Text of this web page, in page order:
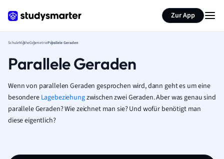
Zur App
SchuleMatheGeometrieParallele Geraden
Parallele Geraden
Wenn von parallelen Geraden gesprochen wird, dann geht es um eine
besondere Lagebeziehungzwischen zwei Geraden. Aber was genau sind
parallele Geraden? Wie zeichnet man sie? Und wofür benötigt man
diese eigentlich?
Seite zusammenfassen